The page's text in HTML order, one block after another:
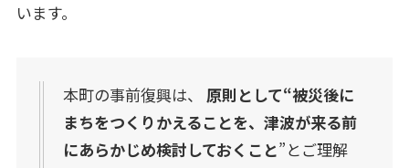
います。
本町の事前復興は、
原則として“被災後に
まちをつくりかえることを、津波が来る前
にあらかじめ検討しておくこと”とご理解